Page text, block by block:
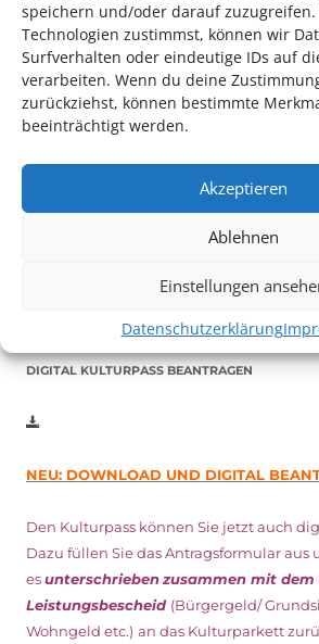
speichern und/oder darauf zuzugreifen.
Technologien zustimmst, können wir
Surfverhalten oder eindeutige IDs auf
verarbeiten. Wenn du deine
zurückziehst, können bestimmte
beeinträchtigt werden.
Akzeptieren
Ablehnen
Einstellungen
Datenschutzerklärung
Auch dieses Jahr findet wieder das
in Ludwigshafen statt.
Vom 19. August bist zum 9. September
Inhaber*innen freien Eintrittzu den
Weitere Details zum Festival finden Sie
DIGITAL KULTURPASS BEANTRAGEN
NEU: DOWNLOAD UND DIGITAL
Den Kulturpass können Sie jetzt auch
Dazu füllen Sie das Antragsformular aus
esunterschriebenzusammen mit dem
Leistungsbescheid (Bürgergeld/
Wohngeld etc.) an das Kulturparkett